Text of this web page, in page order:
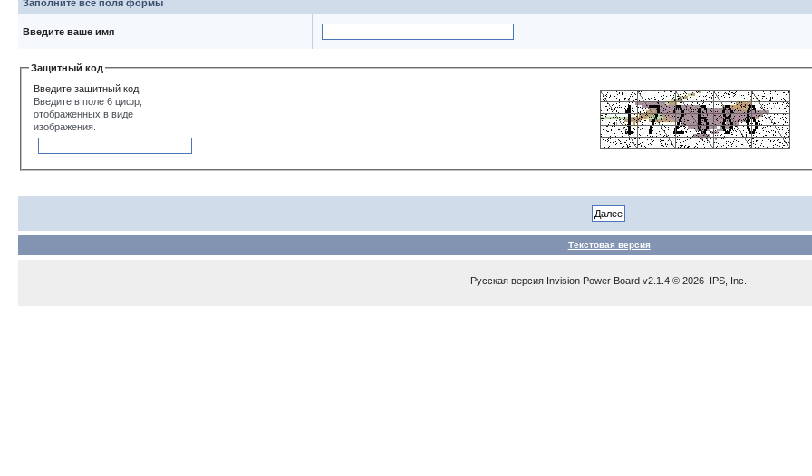
Заполните все поля формы
Введите ваше имя
Защитный код
Введите защитный код
Введите в поле 6 цифр,
отображенных в виде
изображения.
Текстовая версия
Русская версия Invision Power Board v2.1.4 © 2026 IPS, Inc.